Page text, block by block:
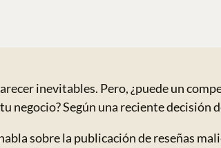
inevitables. Pero, ¿puede un
negocio? Según una reciente decisión
sobre la publicación de reseñas